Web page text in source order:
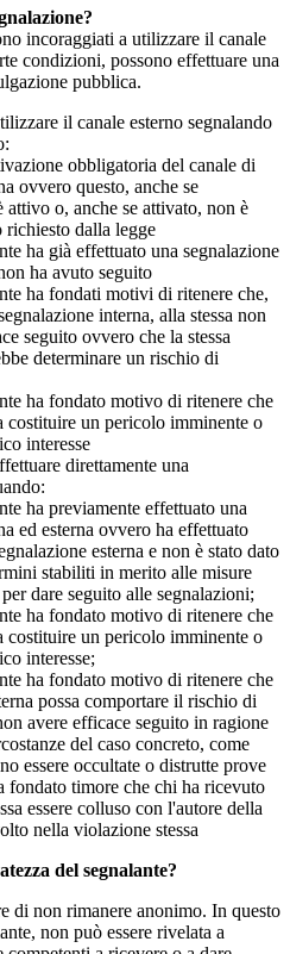
incoraggiati a utilizzare il canale
condizioni, possono effettuare una
pubblica.
il canale esterno segnalando
obbligatoria del canale di
ovvero questo, anche se
o, anche se attivato, non è
richiesto dalla legge
ha già effettuato una segnalazione
ha avuto seguito
ha fondati motivi di ritenere che,
interna, alla stessa non
seguito ovvero che la stessa
determinare un rischio di
ha fondato motivo di ritenere che
costituire un pericolo imminente o
interesse
direttamente una
ha previamente effettuato una
ed esterna ovvero ha effettuato
esterna e non è stato dato
stabiliti in merito alle misure
dare seguito alle segnalazioni;
ha fondato motivo di ritenere che
costituire un pericolo imminente o
interesse;
ha fondato motivo di ritenere che
possa comportare il rischio di
avere efficace seguito in ragione
del caso concreto, come
essere occultate o distrutte prove
fondato timore che chi ha ricevuto
essere colluso con l'autore della
nella violazione stessa
del segnalante?
di non rimanere anonimo. In questo
non può essere rivelata a